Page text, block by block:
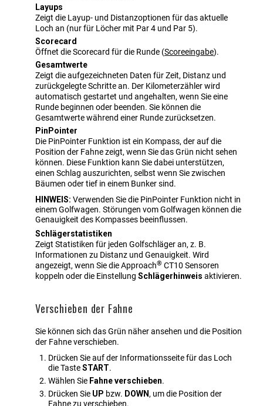
Layups
Zeigt die Layup- und Distanzoptionen für das aktuelle
Loch an (nur für Löcher mit Par 4 und Par 5).
Scorecard
Öffnet die Scorecard für die Runde (Scoreeingabe).
Gesamtwerte
Zeigt die aufgezeichneten Daten für Zeit, Distanz und
zurückgelegte Schritte an. Der Kilometerzähler wird
automatisch gestartet und angehalten, wenn Sie eine
Runde beginnen oder beenden. Sie können die
Gesamtwerte während einer Runde zurücksetzen.
PinPointer
Die PinPointer Funktion ist ein Kompass, der auf die
Position der Fahne zeigt, wenn Sie das Grün nicht sehen
können. Diese Funktion kann Sie dabei unterstützen,
einen Schlag auszurichten, selbst wenn Sie zwischen
Bäumen oder tief in einem Bunker sind.
HINWEIS: Verwenden Sie die PinPointer Funktion nicht in
einem Golfwagen. Störungen vom Golfwagen können die
Genauigkeit des Kompasses beeinflussen.
Schlägerstatistiken
Zeigt Statistiken für jeden Golfschläger an, z. B.
Informationen zu Distanz und Genauigkeit. Wird
angezeigt, wenn Sie dieApproach® CT10 Sensoren
koppeln oder die Einstellung Schlägerhinweis aktivieren.
Verschieben der Fahne
Sie können sich das Grün näher ansehen und die Position
der Fahne verschieben.
Drücken Sie auf der Informationsseite für das Loch
die TasteSTART.
Wählen Sie Fahne verschieben.
Drücken Sie UP bzw. DOWN , um die Position der
Fahne zu verschieben.